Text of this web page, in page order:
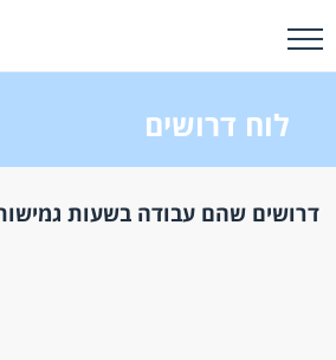
לוח דרושים
דרושים שהם עבודה בשעות